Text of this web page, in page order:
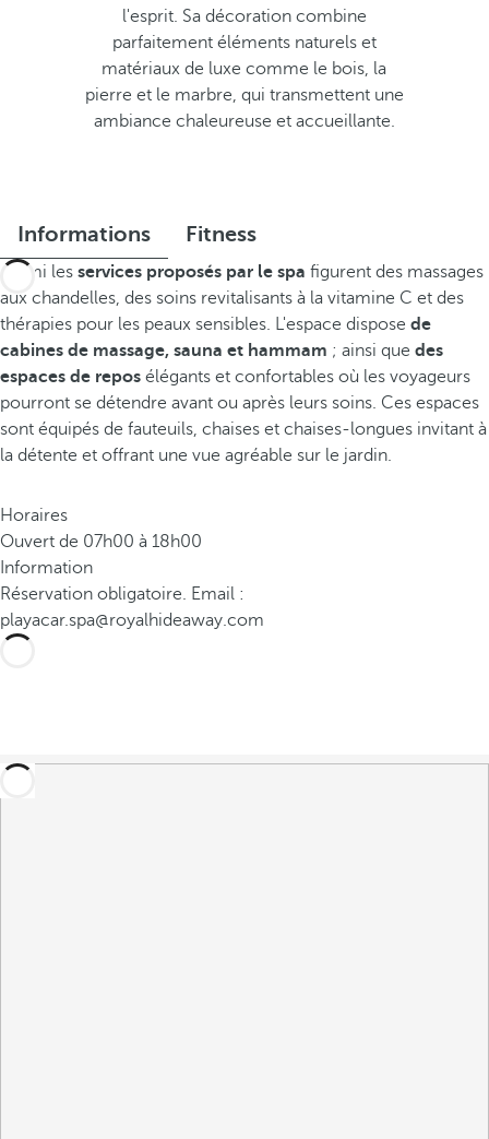
l'esprit. Sa décoration combine
parfaitement éléments naturels et
matériaux de luxe comme le bois, la
pierre et le marbre, qui transmettent une
ambiance chaleureuse et accueillante.
Informations Fitness
Parmi les services proposés par le spa figurent des massages
aux chandelles, des soins revitalisants à la vitamine C et des
thérapies pour les peaux sensibles. L'espace dispose de
cabines de massage, sauna et hammam ; ainsi que des
espaces de repos élégants et confortables où les voyageurs
pourront se détendre avant ou après leurs soins. Ces espaces
sont équipés de fauteuils, chaises et chaises-longues invitant à
la détente et offrant une vue agréable sur le jardin.
Horaires
Ouvert de 07h00 à 18h00
Information
Réservation obligatoire. Email :
playacar.spa@royalhideaway.com